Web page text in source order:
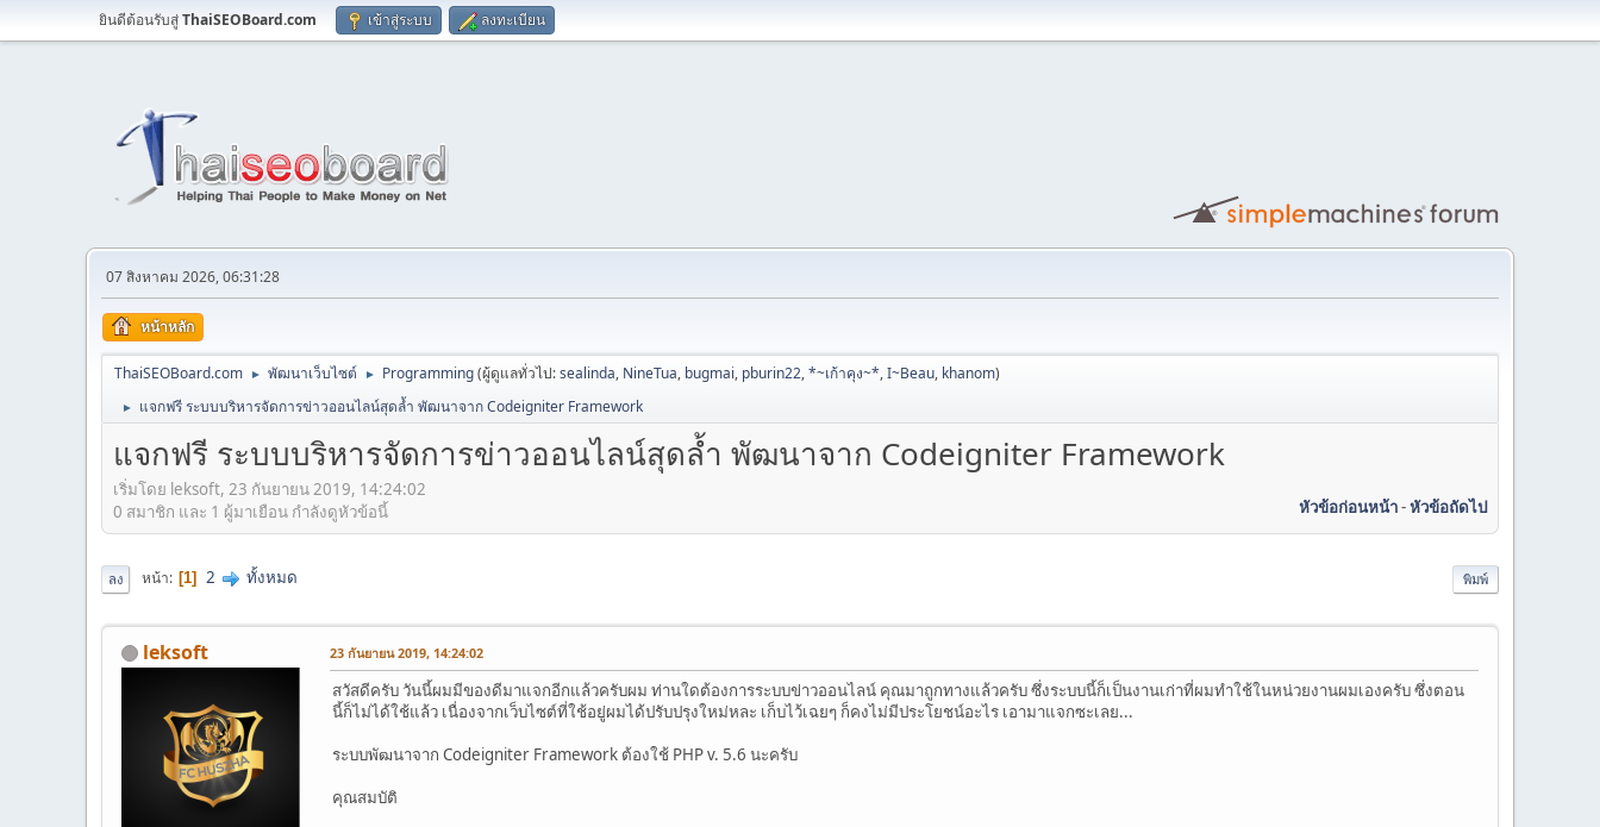
ยินดีต้อนรับสู่ThaiSEOBoard.com เข้าสู่ระบบ ลงทะเบียน
07 สิงหาคม 2026, 06:31:28
หน้าหลัก
ThaiSEOBoard.com ► พัฒนาเว็บไซต์ ► Programming(ผู้ดูแลทั่วไป:sealinda, NineTua, bugmai, pburin22,*~เก้าคุง~*,I~Beau, khanom)
► แจกฟรี ระบบบริหารจัดการข่าวออนไลน์สุดล้ำ พัฒนาจาก Codeigniter Framework
แจกฟรี ระบบบริหารจัดการข่าวออนไลน์สุดล้ำ พัฒนาจาก Codeigniter Framework
เริ่มโดย leksoft, 23 กันยายน 2019, 14:24:02
หัวข้อก่อนหน้า-หัวข้อถัดไป
0 สมาชิก และ 1 ผู้มาเยือน กำลังดูหัวข้อนี้
พิมพ์
ลง หน้า 1 2 ทั้งหมด
leksoft 23 กันยายน 2019, 14:24:02
สวัสดีครับ วันนี้ผมมีของดีมาแจกอีกแล้วครับผม ท่านใดต้องการระบบข่าวออนไลน์ คุณมาถูกทางแล้วครับ ซึ่งระบบนี้ก็เป็นงานเก่าที่ผมทำใช้ในหน่วยงานผมเองครับ ซึ่งตอน
นี้ก็ไม่ได้ใช้แล้ว เนื่องจากเว็บไซต์ที่ใช้อยู่ผมได้ปรับปรุงใหม่หละ เก็บไว้เฉยๆ ก็คงไม่มีประโยชน์อะไร เอามาแจกซะเลย...
ระบบพัฒนาจาก Codeigniter Framework ต้องใช้ PHP v. 5.6 นะครับ
คุณสมบัติ